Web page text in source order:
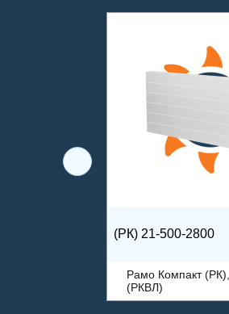
(РК) 21-500-2800
Рамо Компакт
(РКВЛ)